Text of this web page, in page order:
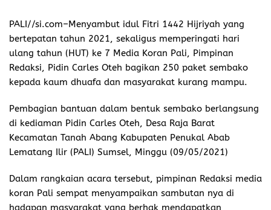
PALI//si.com–Menyambut idul Fitri 1442 Hijriyah yang
bertepatan tahun 2021, sekaligus memperingati hari
ulang tahun (HUT) ke 7 Media Koran Pali, Pimpinan
Redaksi, Pidin Carles Oteh bagikan 250 paket sembako
kepada kaum dhuafa dan masyarakat kurang mampu.
Pembagian bantuan dalam bentuk sembako berlangsung
di kediaman Pidin Carles Oteh, Desa Raja Barat
Kecamatan Tanah Abang Kabupaten Penukal Abab
Lematang Ilir (PALI) Sumsel, Minggu (09/05/2021)
Dalam rangkaian acara tersebut, pimpinan Redaksi media
koran Pali sempat menyampaikan sambutan nya di
hadapan masyarakat yang berhak mendapatkan